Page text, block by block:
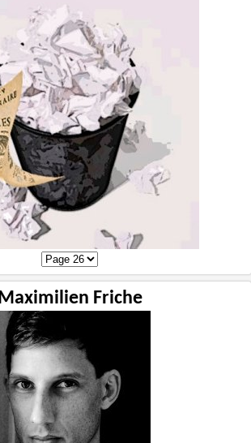
Maximilien Friche